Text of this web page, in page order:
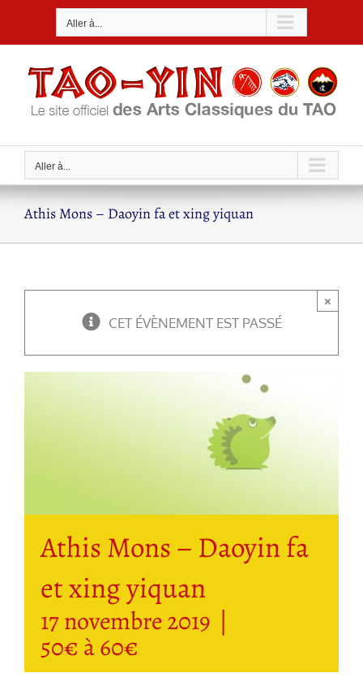
Aller à...
Aller à...
Athis Mons – Daoyin fa et xing yiquan
CET ÉVÈNEMENT EST PASSÉ
×
Athis Mons – Daoyin fa
et xing yiquan
17 novembre 2019 |
50€ à 60€